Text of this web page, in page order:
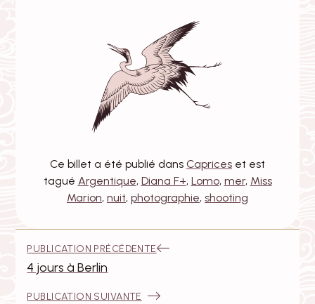
Ce billet a été publié dans Caprices et est
tagué Argentique, Diana F+, Lomo, mer, Miss
Marion, nuit, photographie, shooting
Navigation
l’article
PUBLICATION PRÉCÉDENTE
4 jours à Berlin
PUBLICATION SUIVANTE :